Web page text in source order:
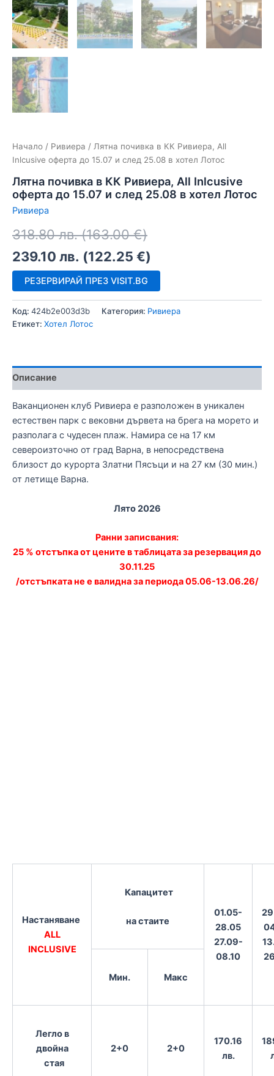
Начало / Ривиера / Лятна почивка в КК Ривиера, All
Inlcusive оферта до 15.07 и след 25.08 в хотел Лотос
Лятна почивка в КК Ривиера, All Inlcusive
оферта до 15.07 и след 25.08 в хотел Лотос
Ривиера
318.80лв. (163.00€)
239.10 лв. (122.25 €)
РЕЗЕРВИРАЙ ПРЕЗ VISIT.BG
Код: 424b2e003d3b Категория: Ривиера
Етикет: Хотел Лотос
Описание
Ваканционен клуб Ривиера е разположен в уникален
естествен парк с вековни дървета на брега на морето и
разполага с чудесен плаж. Намира се на 17 км
североизточно от град Варна, в непосредствена
близост до курорта Златни Пясъци и на 27 км (30 мин.)
от летище Варна.
Лято 2026
Ранни записвания:
25 % отстъпка от цените в таблицата за резервация до
30.11.25
/отстъпката не е валидна за периода 05.06-13.06.26/
Настаняване
ALL
INCLUSIVE
Капацитет
на стаите
01.05-
28.05
27.09-
08.10
Мин.
Макс
Легло в
двойна
стая
2+0 2+0
170.16
лв.